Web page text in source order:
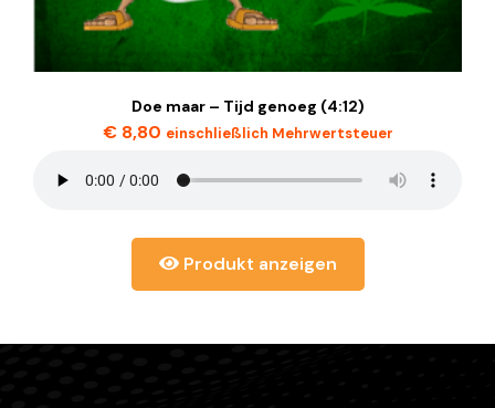
Doe maar – Tijd genoeg (4:12)
€8,80 einschließlich Mehrwertsteuer
Produkt anzeigen